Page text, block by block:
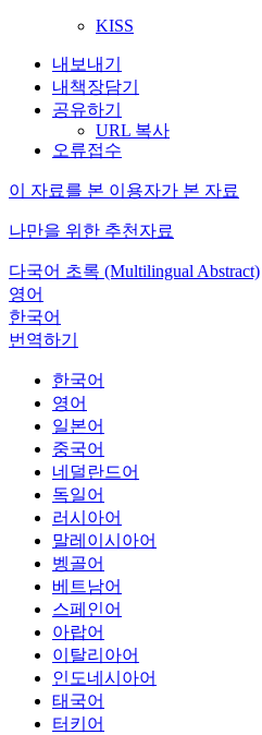
KISS
내보내기
내책장담기
공유하기
URL 복사
오류접수
이 자료를 본 이용자가 본 자료
나만을 위한 추천자료
다국어 초록 (Multilingual Abstract)
영어
한국어
번역하기
한국어
영어
일본어
중국어
네덜란드어
독일어
러시아어
말레이시아어
벵골어
베트남어
스페인어
아랍어
이탈리아어
인도네시아어
태국어
터키어